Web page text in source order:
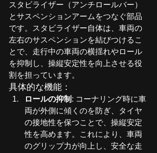
スタビライザー（アンチロールバー）
とサスペンションアームをつなぐ部品
です。スタビライザー自体は、車両の
左右のサスペンションを結びつけるこ
とで、走行中の車両の横揺れやロール
を抑制し、操縦安定性を向上させる役
割を担っています。
具体的な機能：
ロールの抑制 : コーナリング時に車
両が外側に傾くのを防ぎ、タイヤ
の接地性を保つことで、操縦安定
性を高めます。これにより、車両
のグリップ力が向上し、安全な走